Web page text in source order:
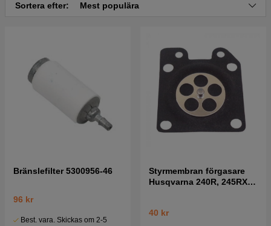
Sortera efter: Mest populära
Bränslefilter 5300956-46
96 kr
Best. vara. Skickas om 2-5
Styrmembran förgasare
Husqvarna 240R, 245RX,
40 kr